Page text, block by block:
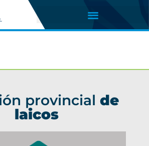
provincial de
laicos